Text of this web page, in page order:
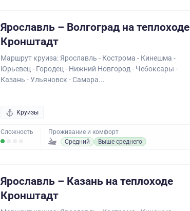
Ярославль – Волгоград на теплоходе
Кронштадт
Маршрут круиза: Ярославль - Кострома - Кинешма -
Юрьевец - Городец - Нижний Новгород - Чебоксары -
Казань - Ульяновск - Самара...
Круизы
Сложность
Проживание и комфорт
Средний
Выше среднего
Ярославль – Казань на теплоходе
Кронштадт